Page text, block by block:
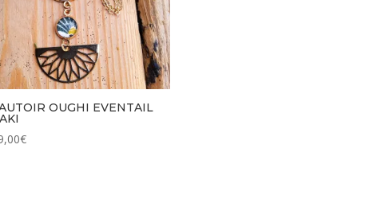
OUGHI EVENTAIL
€